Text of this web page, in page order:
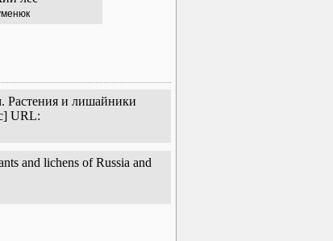
Растения и лишайники
URL:
and lichens of Russia and